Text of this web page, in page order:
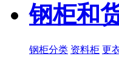
钢柜和
钢柜分类 资料柜 更